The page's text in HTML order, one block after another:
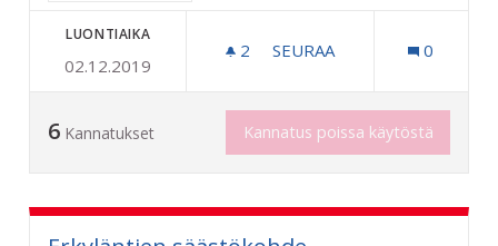
LUONTIAIKA
02.12.2019
2 2 SEURAAJAA
SEURAA 0
6 Kannatukset Kannatus poissa käytöstä